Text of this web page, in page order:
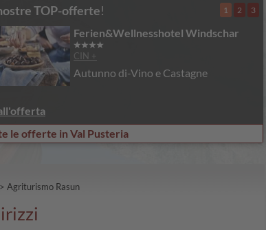
TOP-offerte!
Ferien&Wellnesshotel Windschar
CIN +
Autunno di-Vino e Castagne
1 2 3
le offerte in Val Pusteria
> Agriturismo Rasun